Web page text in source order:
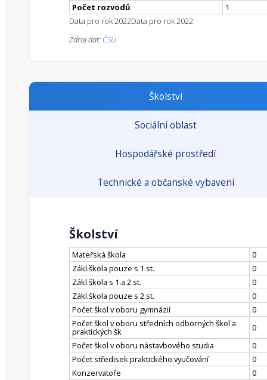
Počet rozvodů
1
Data pro rok 2022Data pro rok 2022
Zdroj dat: ČSÚ
Školství
Sociální oblast
Hospodářské prostředí
Technické a občanské vybavení
Školství
Mateřská škola
0
Zákl.škola pouze s 1.st.
0
Zákl.škola s 1.a 2.st.
0
Zákl.škola pouze s 2.st.
0
Počet škol v oboru gymnázií
0
Počet škol v oboru středních odborných škol a
praktických šk
0
Počet škol v oboru nástavbového studia
0
Počet středisek praktického vyučování
0
Konzervatoře
0